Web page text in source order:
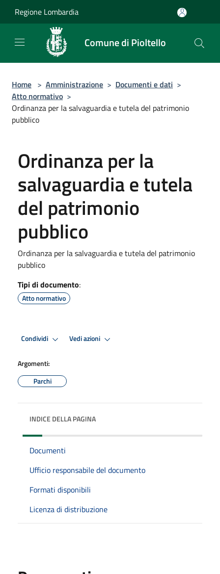
Regione Lombardia
Comune di Pioltello
Home > Amministrazione > Documenti e dati >
Atto normativo >
Ordinanza per la salvaguardia e tutela del patrimonio
pubblico
Ordinanza per la
salvaguardia e tutela
del patrimonio
pubblico
Ordinanza per la salvaguardia e tutela del patrimonio
pubblico
Tipi di documento:
Atto normativo
Condividi Vedi azioni
Argomenti:
Parchi
INDICE DELLA PAGINA
Documenti
Ufficio responsabile del documento
Formati disponibili
Licenza di distribuzione